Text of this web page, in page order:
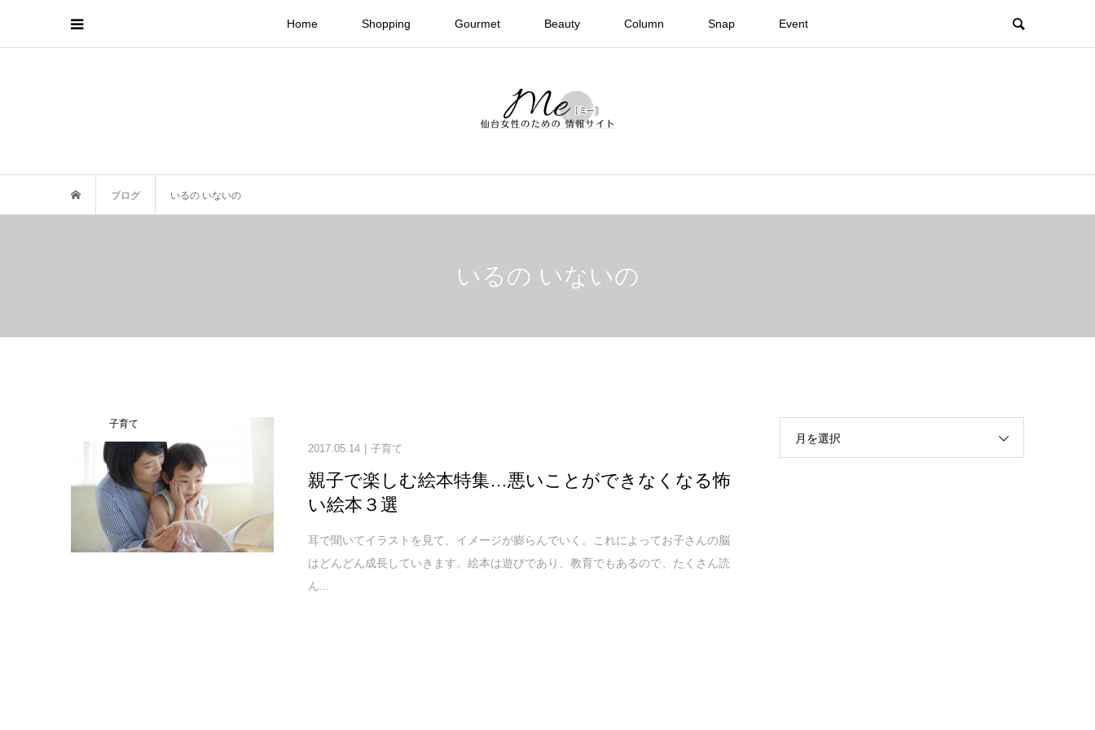
Home Shopping Gourmet Beauty Column Snap Event
ブログ いるの いないの
いるの いないの
子育て
2017.05.14 子育て
親子で楽しむ絵本特集…悪いことができなくなる怖
い絵本３選
耳で聞いてイラストを見て、イメージが膨らんでいく。これによってお子さんの脳
はどんどん成長していきます。絵本は遊びであり、教育でもあるので、たくさん読
ん...
月を選択